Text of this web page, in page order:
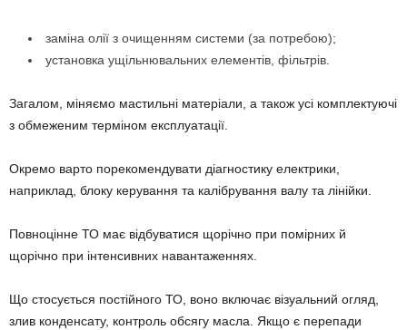
заміна олії з очищенням системи (за потребою);
установка ущільнювальних елементів, фільтрів.
Загалом, міняємо мастильні матеріали, а також усі комплектуючі
з обмеженим терміном експлуатації.
Окремо варто порекомендувати діагностику електрики,
наприклад, блоку керування та калібрування валу та лінійки.
Повноцінне ТО має відбуватися щорічно при помірних й
щорічно при інтенсивних навантаженнях.
Що стосується постійного ТО, воно включає візуальний огляд,
злив конденсату, контроль обсягу масла. Якщо є перепади